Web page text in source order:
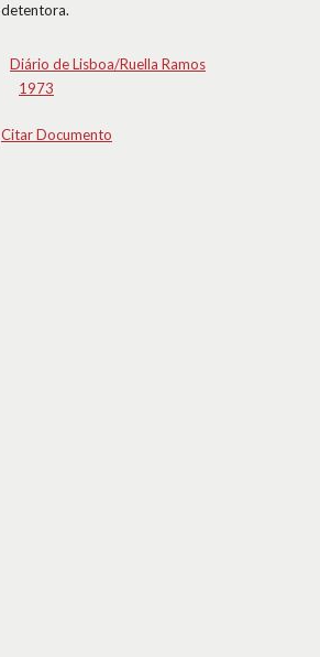
detentora.
Diário de Lisboa/Ruella Ramos
1973
Citar Documento